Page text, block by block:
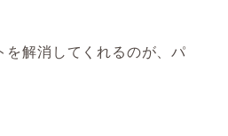
を解消してくれるのが、パ